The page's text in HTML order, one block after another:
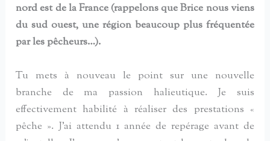
nord est de la France (rappelons que Brice nous viens
du sud ouest, une région beaucoup plus fréquentée
par les pêcheurs…).
Tu mets à nouveau le point sur une nouvelle
branche de ma passion halieutique. Je suis
effectivement habilité à réaliser des prestations «
pêche ». J’ai attendu 1 année de repérage avant de